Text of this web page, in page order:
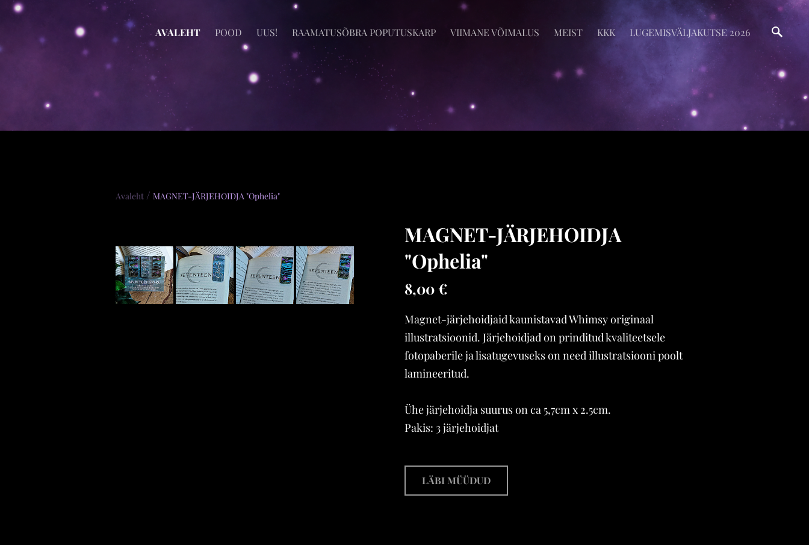
AVALEHT POOD UUS! RAAMATUSÕBRA POPUTUSKARP VIIMANE VÕIMALUS MEIST KKK LUGEMISVÄLJAKUTSE 2026
Avaleht / MAGNET-JÄRJEHOIDJA "Ophelia"
MAGNET-JÄRJEHOIDJA
"Ophelia"
8,00 €
Magnet-järjehoidjaid kaunistavad Whimsy originaal
illustratsioonid. Järjehoidjad on prinditud kvaliteetsele
fotopaberile ja lisatugevuseks on need illustratsiooni poolt
lamineeritud.
Ühe järjehoidja suurus on ca 5,7cm x 2.5cm.
Pakis: 3 järjehoidjat
LÄBI MÜÜDUD